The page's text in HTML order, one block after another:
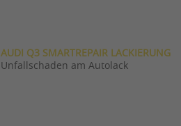
AUDI Q3 SMARTREPAIR LACKIERUNG
Unfallschaden am Autolack